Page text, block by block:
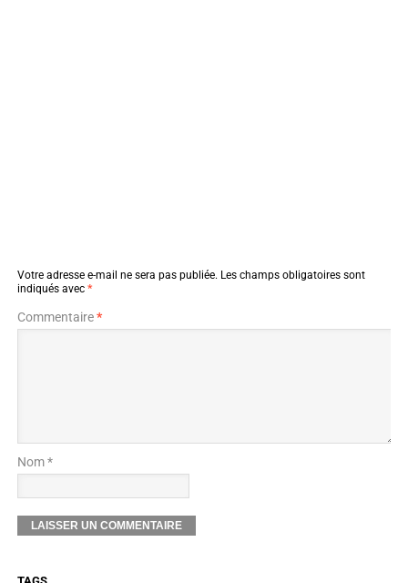
Votre adresse e-mail ne sera pas publiée. Les champs obligatoires sont
indiqués avec *
Commentaire*
Nom *